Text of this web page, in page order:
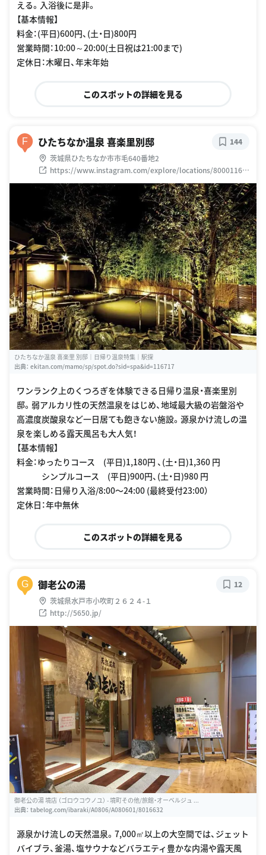
える。入浴後に是非。
【基本情報】
料金：(平日)600円、(土・日)800円
営業時間：10:00～20:00(土日祝は21:00まで)
定休日：木曜日、年末年始
このスポットの詳細を見る
F ひたちなか温泉 喜楽里別邸
茨城県ひたちなか市市毛640番地2
https://www.instagram.com/explore/locations/80001168
0152015
144
ひたちなか温泉 喜楽里 別邸｜日帰り温泉特集｜駅探
出典： ekitan.com/mamo/sp/spot.do?sid=spa&id=116717
ワンランク上のくつろぎを体験できる日帰り温泉・喜楽里別
邸。弱アルカリ性の天然温泉をはじめ、地域最大級の岩盤浴や
高濃度炭酸泉など一日居ても飽きない施設。源泉かけ流しの温
泉を楽しめる露天風呂も大人気！
【基本情報】
料金：ゆったりコース (平日)1,180円 、(土・日)1,360 円
シンプルコース (平日)900円、(土・日)980 円
営業時間：日帰り入浴/8:00〜24:00 (最終受付23:00）
定休日：年中無休
このスポットの詳細を見る
G 御老公の湯
茨城県水戸市小吹町２６２４-１
http://5650.jp/
12
御老公の湯 境店 （ゴロウコウノユ） - 境町その他/旅館・オーベルジュ ...
出典： tabelog.com/ibaraki/A0806/A080601/8016632
源泉かけ流しの天然温泉。7,000㎡以上の大空間では、ジェット
バイブラ、釜湯、塩サウナなどバラエティ豊かな内湯や露天風